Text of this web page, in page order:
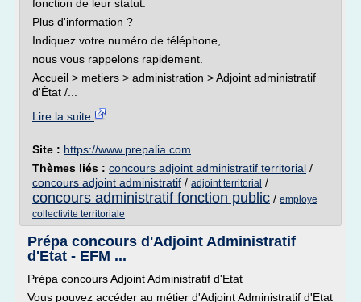
fonction de leur statut.
Plus d'information ?
Indiquez votre numéro de téléphone,
nous vous rappelons rapidement.
Accueil > metiers > administration > Adjoint administratif
d'État /...
Lire la suite
Site : https://www.prepalia.com
Thèmes liés : concours adjoint administratif territorial /
concours adjoint administratif / adjoint territorial /
concours administratif fonction public / employe
collectivite territoriale
Prépa concours d'Adjoint Administratif
d'Etat - EFM ...
Prépa concours Adjoint Administratif d'Etat
Vous pouvez accéder au métier d'Adjoint Administratif d'Etat